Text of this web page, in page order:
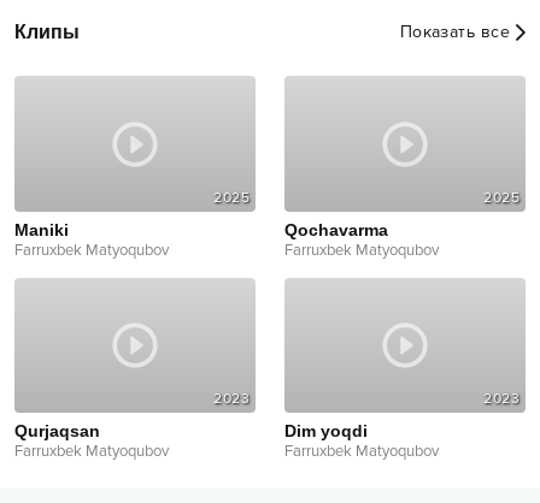
Клипы Показать все
2025
Maniki
Farruxbek Matyoqubov
2025
Qochavarma
Farruxbek Matyoqubov
2023
Qurjaqsan
Farruxbek Matyoqubov
2023
Dim yoqdi
Farruxbek Matyoqubov